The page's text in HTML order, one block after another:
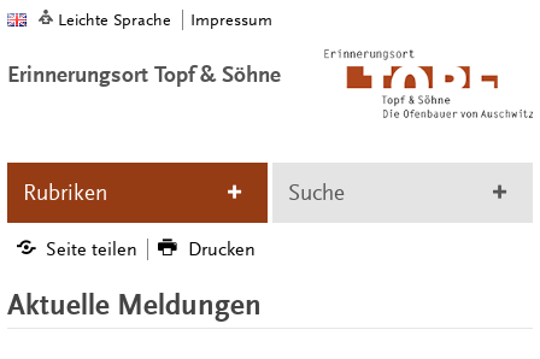
Leichte Sprache Impressum
Erinnerungsort Topf & Söhne
Rubriken Suche
Seite teilen Drucken
Aktuelle Meldungen